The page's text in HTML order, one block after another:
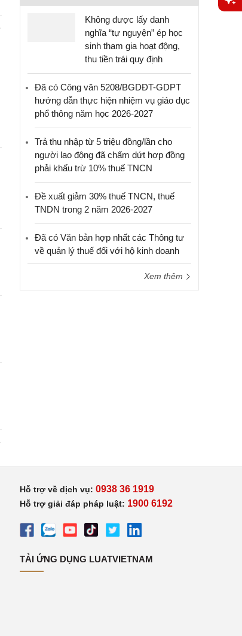
Không được lấy danh
nghĩa “tự nguyện” ép học
sinh tham gia hoạt động,
thu tiền trái quy định
Đã có Công văn 5208/BGDĐT-GDPT
hướng dẫn thực hiện nhiệm vụ giáo dục
phổ thông năm học 2026-2027
Trả thu nhập từ 5 triệu đồng/lần cho
người lao động đã chấm dứt hợp đồng
phải khấu trừ 10% thuế TNCN
Đề xuất giảm 30% thuế TNCN, thuế
TNDN trong 2 năm 2026-2027
Đã có Văn bản hợp nhất các Thông tư
về quản lý thuế đối với hộ kinh doanh
Xem thêm
Hỗ trợ về dịch vụ: 0938 36 1919
Hỗ trợ giải đáp pháp luật: 1900 6192
TẢI ỨNG DỤNG LUATVIETNAM